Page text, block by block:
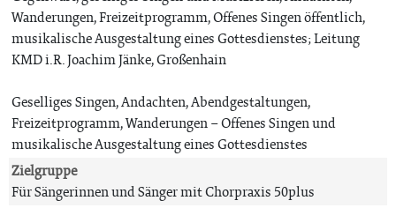
Wanderungen, Freizeitprogramm, Offenes Singen öffentlich,
musikalische Ausgestaltung eines Gottesdienstes; Leitung
KMD i.R. Joachim Jänke, Großenhain
Geselliges Singen, Andachten, Abendgestaltungen,
Freizeitprogramm, Wanderungen – Offenes Singen und
musikalische Ausgestaltung eines Gottesdienstes
Zielgruppe
Für Sängerinnen und Sänger mit Chorpraxis 50plus